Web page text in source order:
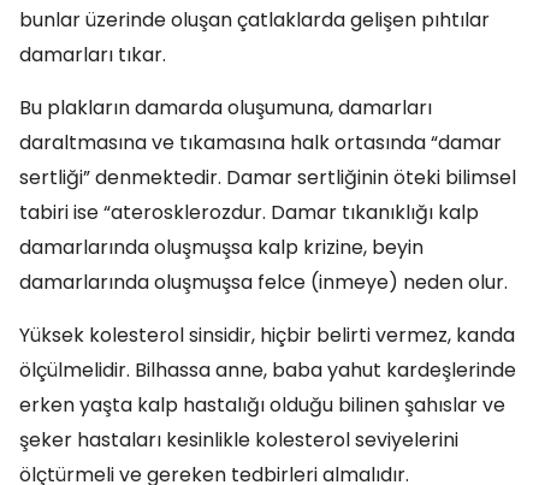
bunlar üzerinde oluşan çatlaklarda gelişen pıhtılar
damarları tıkar.
Bu plakların damarda oluşumuna, damarları
daraltmasına ve tıkamasına halk ortasında “damar
sertliği” denmektedir. Damar sertliğinin öteki bilimsel
tabiri ise “aterosklerozdur. Damar tıkanıklığı kalp
damarlarında oluşmuşsa kalp krizine, beyin
damarlarında oluşmuşsa felce (inmeye) neden olur.
Yüksek kolesterol sinsidir, hiçbir belirti vermez, kanda
ölçülmelidir. Bilhassa anne, baba yahut kardeşlerinde
erken yaşta kalp hastalığı olduğu bilinen şahıslar ve
şeker hastaları kesinlikle kolesterol seviyelerini
ölçtürmeli ve gereken tedbirleri almalıdır.